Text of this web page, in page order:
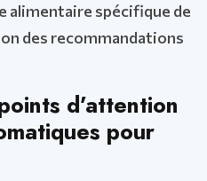
alimentaire spécifique de
des recommandations
d’attention
pour